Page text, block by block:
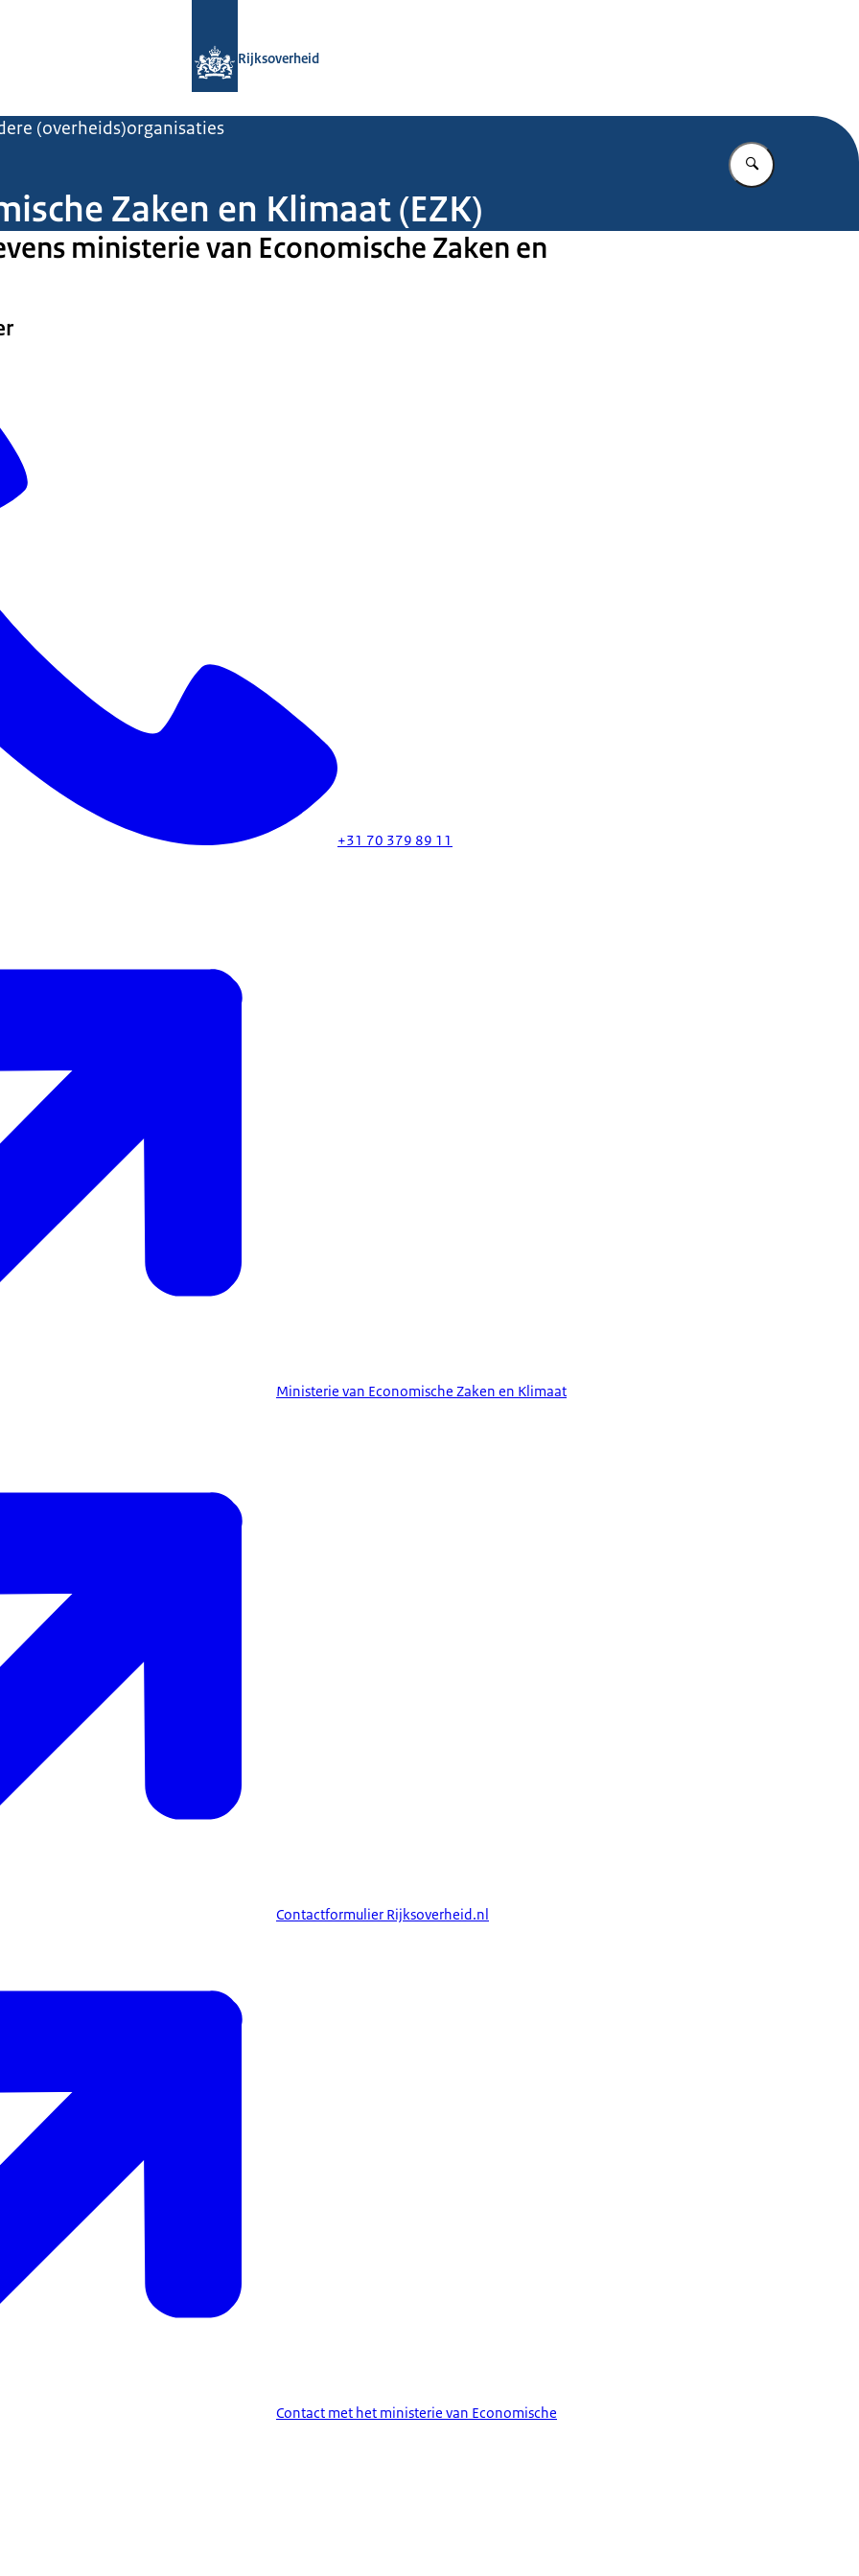
Rijksoverheid
(overheids)organisaties
Vul in wat u
Zaken en Klimaat (EZK)
ministerie van Economische Zaken en
+31 70 379 89 11
Ministerie van Economische Zaken en Klimaat
Contactformulier Rijksoverheid.nl
Contact met het ministerie van Economische